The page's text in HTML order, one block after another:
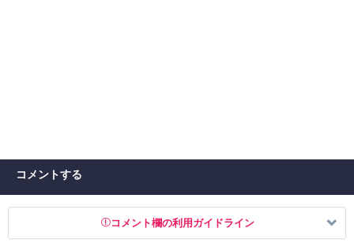
コメントする
コメント欄の利用ガイドライン